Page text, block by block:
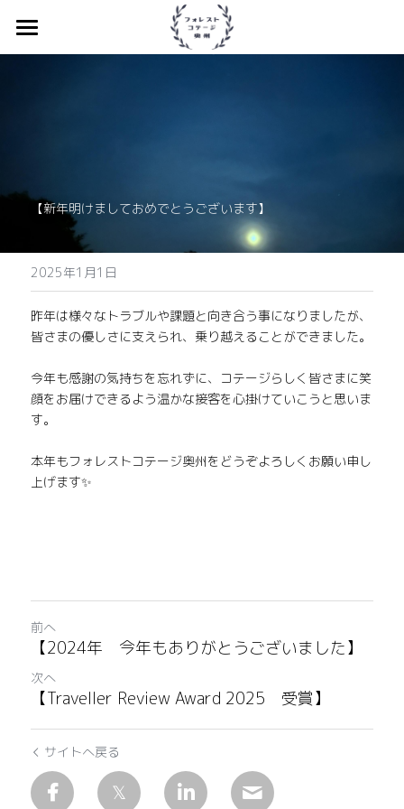
トップ
お食事
体験
フォト
【新年明けましておめでとうございます】
2025年1月1日
昨年は様々なトラブルや課題と向き合う事になりましたが、
皆さまの優しさに支えられ、乗り越えることができました。
今年も感謝の気持ちを忘れずに、コテージらしく皆さまに笑
顔をお届けできるよう温かな接客を心掛けていこうと思いま
す。
本年もフォレストコテージ奥州をどうぞよろしくお願い申し
上げます✨
前へ
【2024年 今年もありがとうございました】
次へ
【Traveller Review Award 2025 受賞】
サイトへ戻る